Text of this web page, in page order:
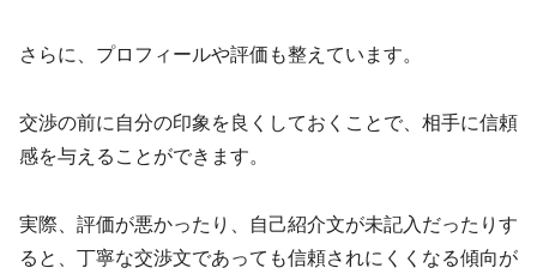
さらに、プロフィールや評価も整えています。
交渉の前に自分の印象を良くしておくことで、相手に信頼
感を与えることができます。
実際、評価が悪かったり、自己紹介文が未記入だったりす
ると、丁寧な交渉文であっても信頼されにくくなる傾向が